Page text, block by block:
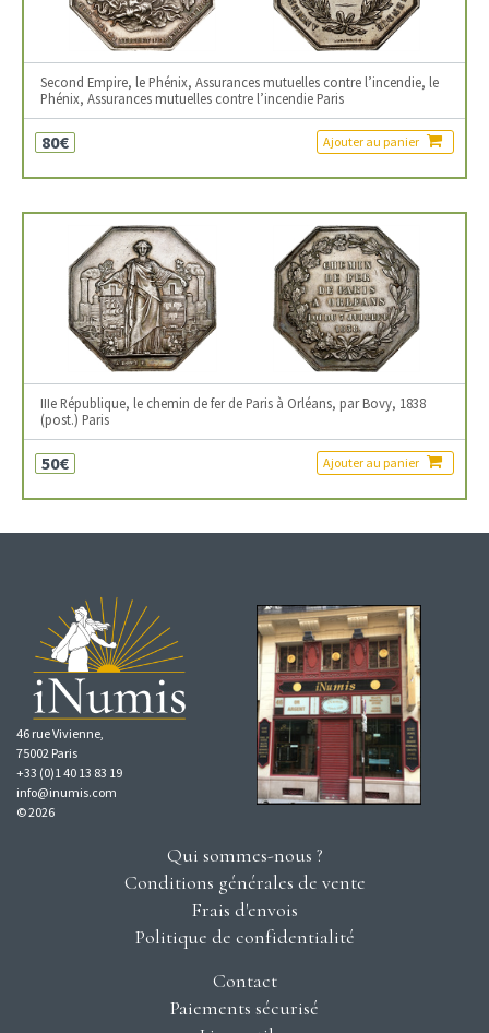
Second Empire, le Phénix, Assurances mutuelles contre l’incendie, le
Phénix, Assurances mutuelles contre l’incendie Paris
80€ Ajouter au panier
IIIe République, le chemin de fer de Paris à Orléans, par Bovy, 1838
(post.) Paris
50€ Ajouter au panier
46 rue Vivienne,
75002 Paris
+33 (0)1 40 13 83 19
info@inumis.com
© 2026
Qui sommes-nous ?
Conditions générales de vente
Frais d'envois
Politique de confidentialité
Contact
Paiements sécurisé